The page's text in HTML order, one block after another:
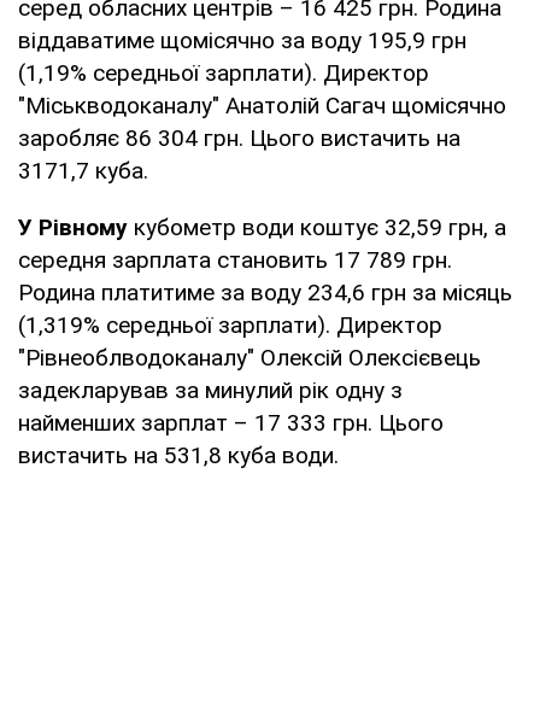
серед обласних центрів – 16 425 грн. Родина
віддаватиме щомісячно за воду 195,9 грн
(1,19% середньої зарплати). Директор
"Міськводоканалу" Анатолій Сагач щомісячно
заробляє 86 304 грн. Цього вистачить на
3171,7 куба.
У Рівному кубометр води коштує 32,59 грн, а
середня зарплата становить 17 789 грн.
Родина платитиме за воду 234,6 грн за місяць
(1,319% середньої зарплати). Директор
"Рівнеоблводоканалу" Олексій Олексієвець
задекларував за минулий рік одну з
найменших зарплат – 17 333 грн. Цього
вистачить на 531,8 куба води.